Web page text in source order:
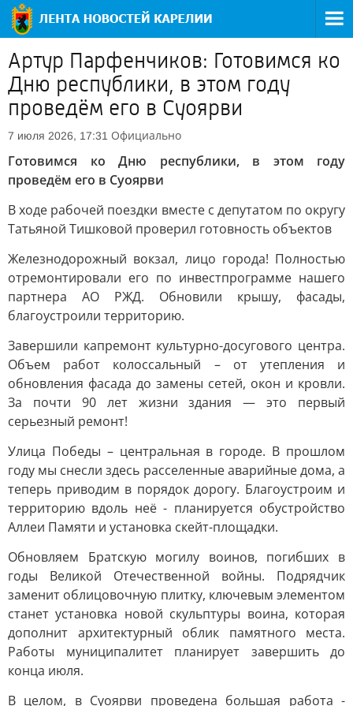
Артур Парфенчиков: Готовимся ко
Дню республики, в этом году
проведём его в Суоярви
7 июля 2026, 17:31 Официально
Готовимся ко Дню республики, в этом году
проведём его в Суоярви
В ходе рабочей поездки вместе с депутатом по округу
Татьяной Тишковой проверил готовность объектов
Железнодорожный вокзал, лицо города! Полностью
отремонтировали его по инвестпрограмме нашего
партнера АО РЖД. Обновили крышу, фасады,
благоустроили территорию.
Завершили капремонт культурно-досугового центра.
Объем работ колоссальный – от утепления и
обновления фасада до замены сетей, окон и кровли.
За почти 90 лет жизни здания — это первый
серьезный ремонт!
Улица Победы – центральная в городе. В прошлом
году мы снесли здесь расселенные аварийные дома, а
теперь приводим в порядок дорогу. Благоустроим и
территорию вдоль неё - планируется обустройство
Аллеи Памяти и установка скейт-площадки.
Обновляем Братскую могилу воинов, погибших в
годы Великой Отечественной войны. Подрядчик
заменит облицовочную плитку, ключевым элементом
станет установка новой скульптуры воина, которая
дополнит архитектурный облик памятного места.
Работы муниципалитет планирует завершить до
конца июля.
В целом, в Суоярви проведена большая работа -